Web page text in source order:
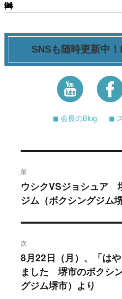
[ssba-buttons]
SNSも随時更新中
◼︎ 会長のBlog ◼︎
稿
ナ
ビ
ゲ
ー
シ
前
過
去
稿:
ウシクVSジョシュア
ジム（ボクシングジム
次
次
の
投
8月22日（月）、「は
ました 堺市のボクシ
グジム堺市）より